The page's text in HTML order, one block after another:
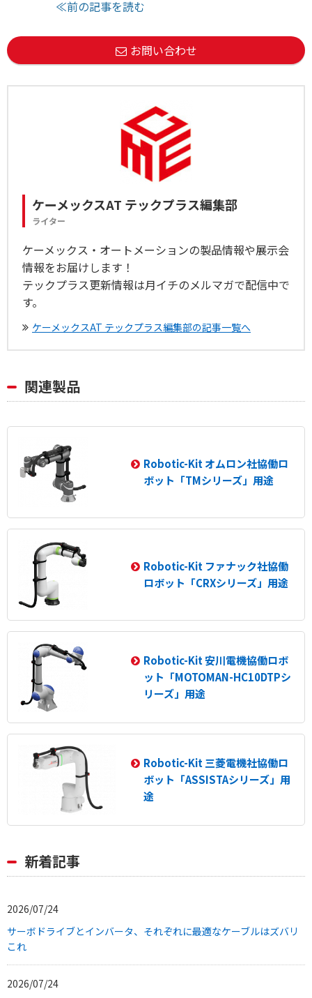
≪前の記事を読む
お問い合わせ
ケーメックスAT テックプラス編集部
ライター
ケーメックス・オートメーションの製品情報や展示会
情報をお届けします！
テックプラス更新情報は月イチのメルマガで配信中で
す。
ケーメックスAT テックプラス編集部の記事一覧へ
関連製品
Robotic-Kit オムロン社協働ロ
ボット「TMシリーズ」用途
Robotic-Kit ファナック社協働
ロボット「CRXシリーズ」用途
Robotic-Kit 安川電機協働ロボ
ット「MOTOMAN-HC10DTPシ
リーズ」用途
Robotic-Kit 三菱電機社協働ロ
ボット「ASSISTAシリーズ」用
途
新着記事
2026/07/24
サーボドライブとインバータ、それぞれに最適なケーブルはズバリ
これ
2026/07/24